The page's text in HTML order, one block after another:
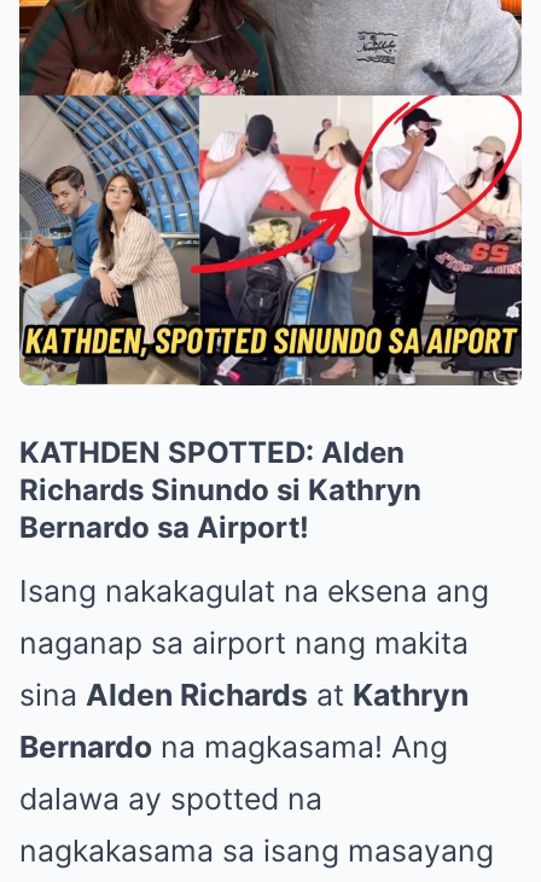
KATHDEN SPOTTED: Alden
Richards Sinundo si Kathryn
Bernardo sa Airport!
Isang nakakagulat na eksena ang
naganap sa airport nang makita
sina Alden Richards at Kathryn
Bernardo na magkasama! Ang
dalawa ay spotted na
nagkakasama sa isang masayang